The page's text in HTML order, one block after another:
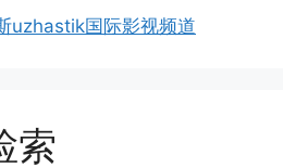
uzhastik国际影视频道
索